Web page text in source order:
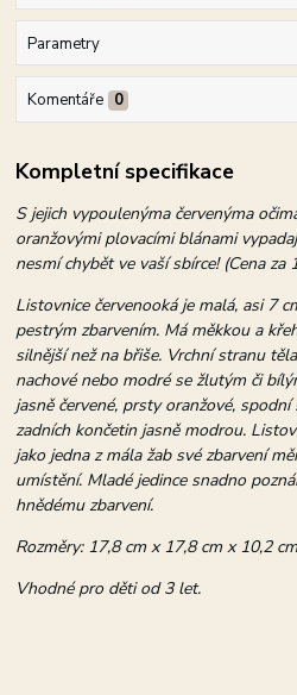
Parametry
Komentáře 0
Kompletní specifikace
S jejich vypoulenýma červenýma
oranžovými plovacími blánami
nesmí chybět ve vaší sbírce! (Cena za
Listovnice červenooká je malá, asi 7
pestrým zbarvením. Má měkkou a
silnější než na břiše. Vrchní stranu
nachové nebo modré se žlutým či
jasně červené, prsty oranžové,
zadních končetin jasně modrou.
jako jedna z mála žab své zbarvení
umístění. Mladé jedince snadno
hnědému zbarvení.
Rozměry: 17,8 cm x 17,8 cm x 10,2
Vhodné pro děti od 3 let.